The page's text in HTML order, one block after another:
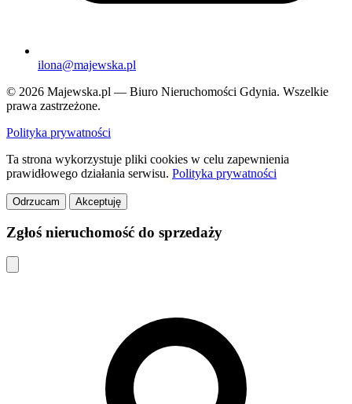
ilona@majewska.pl
© 2026 Majewska.pl — Biuro Nieruchomości Gdynia. Wszelkie
prawa zastrzeżone.
Polityka prywatności
Ta strona wykorzystuje pliki cookies w celu zapewnienia
prawidłowego działania serwisu. Polityka prywatności
Odrzucam Akceptuję
Zgłoś nieruchomość do sprzedaży